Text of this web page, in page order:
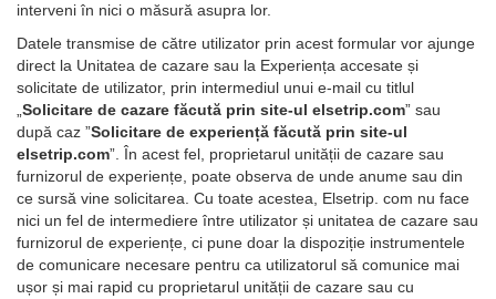
interveni în nici o măsură asupra lor.
Datele transmise de către utilizator prin acest formular vor ajunge
direct la Unitatea de cazare sau la Experiența accesate și
solicitate de utilizator, prin intermediul unui e-mail cu titlul
Solicitare de cazare făcută prin site-ul elsetrip.com” sau
după caz ”Solicitare de experiență făcută prin site-ul
elsetrip.com”. În acest fel, proprietarul unității de cazare sau
furnizorul de experiențe, poate observa de unde anume sau din
ce sursă vine solicitarea. Cu toate acestea, Elsetrip. com nu face
nici un fel de intermediere între utilizator și unitatea de cazare sau
furnizorul de experiențe, ci pune doar la dispoziție instrumentele
de comunicare necesare pentru ca utilizatorul să comunice mai
ușor și mai rapid cu proprietarul unității de cazare sau cu